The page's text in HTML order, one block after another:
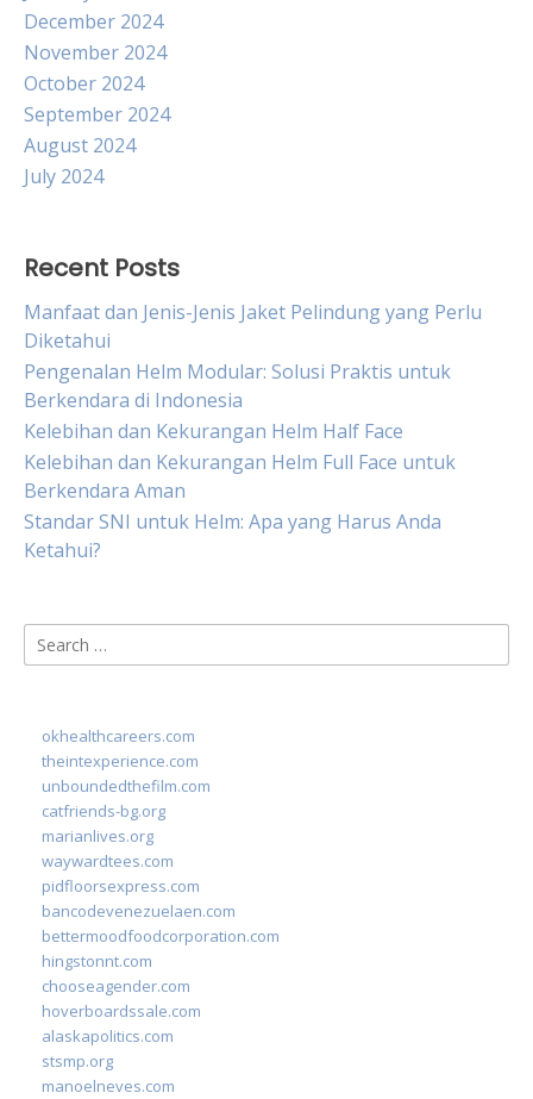
December 2024
November 2024
October 2024
September 2024
August 2024
July 2024
Recent Posts
Manfaat dan Jenis-Jenis Jaket Pelindung yang Perlu
Diketahui
Pengenalan Helm Modular: Solusi Praktis untuk
Berkendara di Indonesia
Kelebihan dan Kekurangan Helm Half Face
Kelebihan dan Kekurangan Helm Full Face untuk
Berkendara Aman
Standar SNI untuk Helm: Apa yang Harus Anda
Ketahui?
Search
for:
okhealthcareers.com
theintexperience.com
unboundedthefilm.com
catfriends-bg.org
marianlives.org
waywardtees.com
pidfloorsexpress.com
bancodevenezuelaen.com
bettermoodfoodcorporation.com
hingstonnt.com
chooseagender.com
hoverboardssale.com
alaskapolitics.com
stsmp.org
manoelneves.com